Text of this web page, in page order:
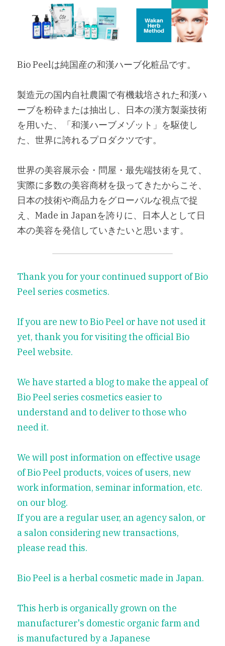
Bio Peelは純国産の和漢ハーブ化粧品です。
製造元の国内自社農園で有機栽培された和漢ハ
ーブを粉砕または抽出し、日本の漢方製薬技術
を用いた、「和漢ハーブメゾット」を駆使し
た、世界に誇れるプロダクツです。
世界の美容展示会・問屋・最先端技術を見て、
実際に多数の美容商材を扱ってきたからこそ、
日本の技術や商品力をグローバルな視点で捉
え、Made in Japanを誇りに、日本人として日
本の美容を発信していきたいと思います。
Thank you for your continued support of Bio
Peel series cosmetics.
If you are new to Bio Peel or have not used it
yet, thank you for visiting the official Bio
Peel website.
We have started a blog to make the appeal of
Bio Peel series cosmetics easier to
understand and to deliver to those who
need it.
We will post information on effective usage
of Bio Peel products, voices of users, new
work information, seminar information, etc.
on our blog.
If you are a regular user, an agency salon, or
a salon considering new transactions,
please read this.
Bio Peel is a herbal cosmetic made in Japan.
This herb is organically grown on the
manufacturer's domestic organic farm and
is manufactured by a Japanese